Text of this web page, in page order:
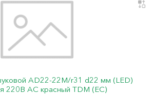
AD22-22M/r31 d22 мм (LED)
220В AC красный TDM (ЕС)